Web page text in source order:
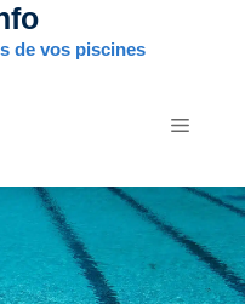
de vos piscines
MENU